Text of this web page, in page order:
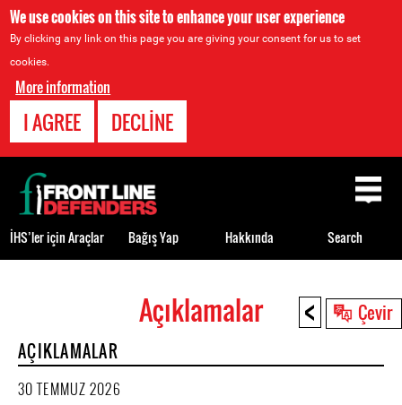
We use cookies on this site to enhance your user experience
By clicking any link on this page you are giving your consent for us to set
cookies.
More information
I AGREE DECLINE
< Çevir
top
Açıklamalar
AÇIKLAMALAR
30 TEMMUZ 2026
Back
to
top
İHS’ler için Araçlar Bağış Yap Hakkında Search